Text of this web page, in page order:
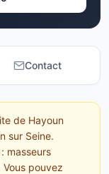
Contact
de Hayoun
sur Seine.
masseurs
pouvez